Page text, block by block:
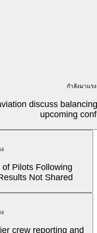
กำลังมาแรง
discuss
upcoming
Pilots Following
Not Shared
crew reporting and